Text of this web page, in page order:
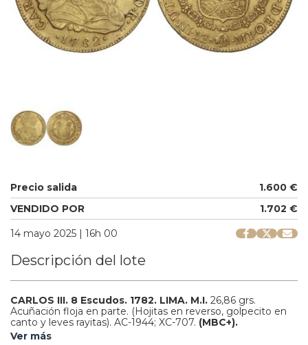
Precio salida
1.600 €
VENDIDO POR
1.702 €
14 mayo 2025 | 16h 00
Descripción del lote
CARLOS III. 8 Escudos. 1782. LIMA. M.I. 26,86 grs.
Acuñación floja en parte. (Hojitas en reverso, golpecito en
canto y leves rayitas). AC-1944; XC-707. (MBC+).
Ver más